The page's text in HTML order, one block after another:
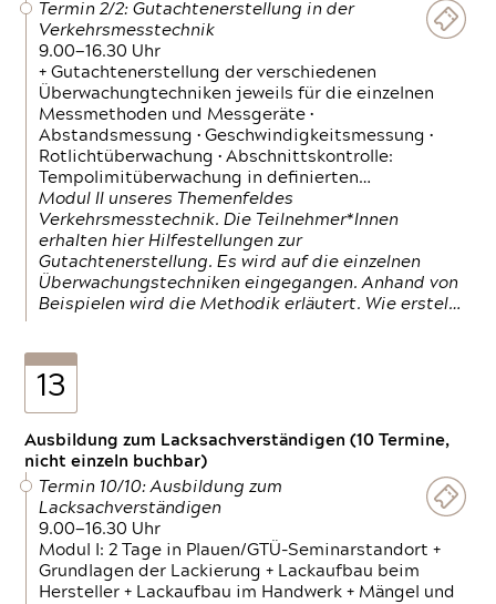
Termin 2/2: Gutachtenerstellung in der
Verkehrsmesstechnik
9.00—16.30 Uhr
+ Gutachtenerstellung der verschiedenen
Überwachungtechniken jeweils für die einzelnen
Messmethoden und Messgeräte •
Abstandsmessung • Geschwindigkeitsmessung •
Rotlichtüberwachung • Abschnittskontrolle:
Tempolimitüberwachung in definierten…
Modul II unseres Themenfeldes
Verkehrsmesstechnik. Die Teilnehmer*Innen
erhalten hier Hilfestellungen zur
Gutachtenerstellung. Es wird auf die einzelnen
Überwachungstechniken eingegangen. Anhand von
Beispielen wird die Methodik erläutert. Wie erstel…
13
Ausbildung zum Lacksachverständigen (10 Termine,
nicht einzeln buchbar)
Termin 10/10: Ausbildung zum
Lacksachverständigen
9.00—16.30 Uhr
Modul I: 2 Tage in Plauen/GTÜ-Seminarstandort +
Grundlagen der Lackierung + Lackaufbau beim
Hersteller + Lackaufbau im Handwerk + Mängel und